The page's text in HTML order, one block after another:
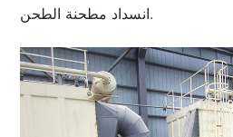
انسداد مطحنة الطحن.